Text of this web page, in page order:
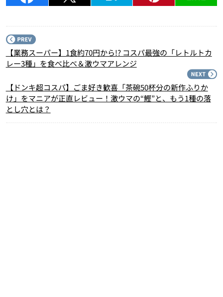
【業務スーパー】1食約70円から!? コスパ最強の「レトルトカ
レー3種」を食べ比べ＆激ウマアレンジ
【ドンキ超コスパ】ごま好き歓喜「茶碗50杯分の新作ふりか
け」をマニアが正直レビュー！激ウマの“鰹”と、もう1種の落
とし穴とは？